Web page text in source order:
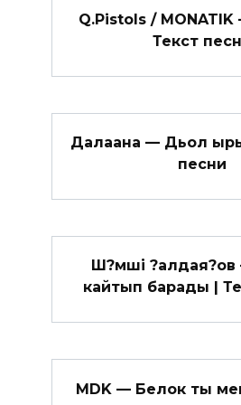
Q.Pistols /
Текст
Далаана — Дьол
песни
Ш?мші ?алдая?ов
кайтып барады |
MDK — Белок ты